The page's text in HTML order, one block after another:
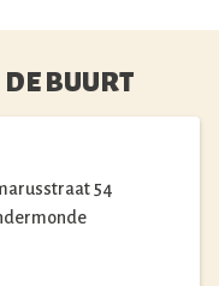
BUURT
54